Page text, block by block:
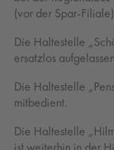
(vor der Spar-
Die Haltestelle
ersatzlos
Die Haltestelle
mitbedient.
Die Haltestelle